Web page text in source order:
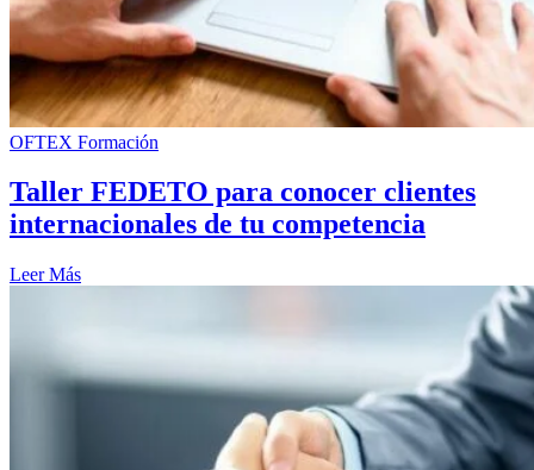
OFTEX Formación
Taller FEDETO para conocer clientes
internacionales de tu competencia
Leer Más